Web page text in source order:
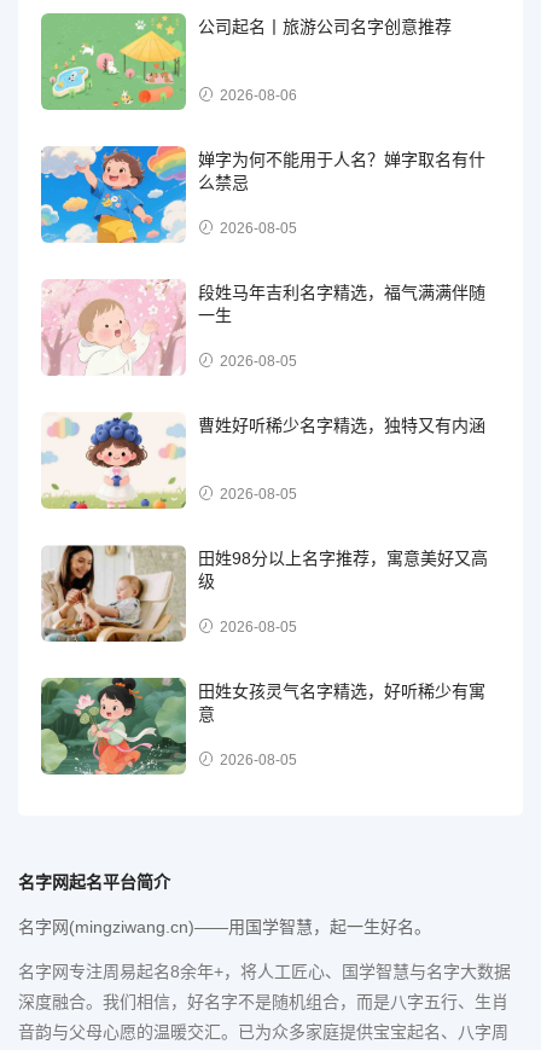
公司起名丨旅游公司名字创意推荐
2026-08-06
婵字为何不能用于人名？婵字取名有什
么禁忌
2026-08-05
段姓马年吉利名字精选，福气满满伴随
一生
2026-08-05
曹姓好听稀少名字精选，独特又有内涵
2026-08-05
田姓98分以上名字推荐，寓意美好又高
级
2026-08-05
田姓女孩灵气名字精选，好听稀少有寓
意
2026-08-05
名字网起名平台简介
名字网(mingziwang.cn)——用国学智慧，起一生好名。
名字网专注周易起名8余年+，将人工匠心、国学智慧与名字大数据
深度融合。我们相信，好名字不是随机组合，而是八字五行、生肖
音韵与父母心愿的温暖交汇。已为众多家庭提供宝宝起名、八字周